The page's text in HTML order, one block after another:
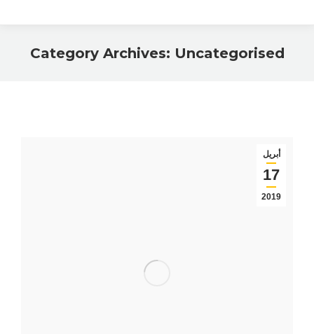
Category Archives: Uncategorised
أبريل
17
2019